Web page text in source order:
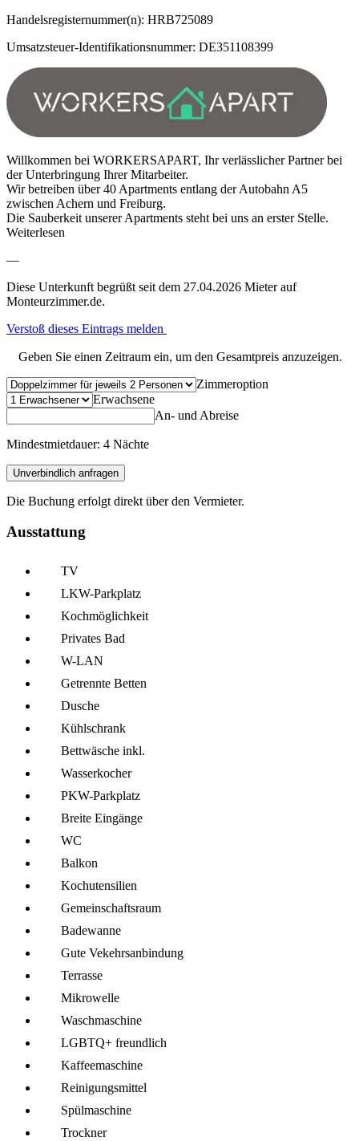
Handelsregisternummer(n): HRB725089
Umsatzsteuer-Identifikationsnummer: DE351108399
Willkommen bei WORKERSAPART, Ihr verlässlicher Partner bei
der Unterbringung Ihrer Mitarbeiter.
Wir betreiben über 40 Apartments entlang der Autobahn A5
zwischen Achern und Freiburg.
Die Sauberkeit unserer Apartments steht bei uns an erster Stelle.
Weiterlesen
—
Diese Unterkunft begrüßt seit dem 27.04.2026 Mieter auf
Monteurzimmer.de.
Verstoß dieses Eintrags melden
Geben Sie einen Zeitraum ein, um den Gesamtpreis anzuzeigen.
Zimmeroption
Erwachsene
An- und Abreise
Mindestmietdauer: 4 Nächte
Unverbindlich anfragen
Die Buchung erfolgt direkt über den Vermieter.
Ausstattung
TV
LKW-Parkplatz
Kochmöglich­keit
Privates Bad
W-LAN
Getrennte Betten
Dusche
Kühl­schrank
Bettwäsche inkl.
Wasserkocher
PKW-Parkplatz
Breite Eingänge
WC
Balkon
Kochutensilien
Gemeinschafts­raum
Badewanne
Gute Vekehrsanbindung
Terrasse
Mikro­welle
Wasch­maschine
LGBTQ+ freundlich
Kaffee­maschine
Reinigungsmittel
Spül­maschine
Trockner